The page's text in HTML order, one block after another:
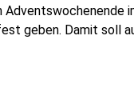
Adventswochenende
geben. Damit soll